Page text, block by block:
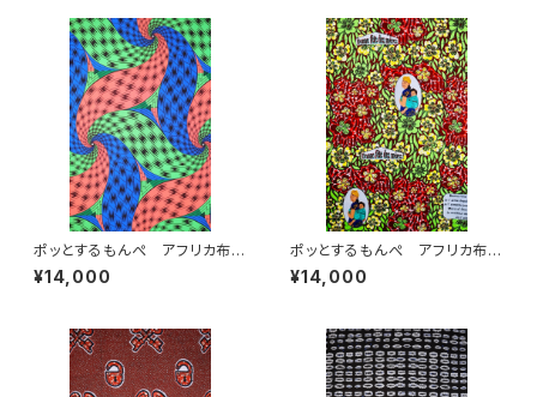
ポッとするもんぺ アフリカ布
No.85
¥14,000
ポッとするもんぺ アフリカ布
No.241
¥14,000